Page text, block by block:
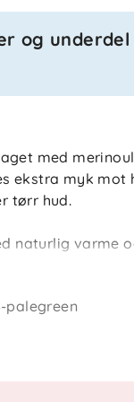
og
med
ekstra myk
tørr hud.
naturlig varme
fra kroppen.
palegreen